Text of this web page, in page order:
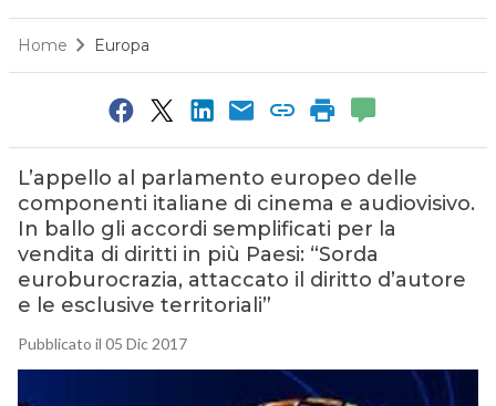
Home Europa
L’appello al parlamento europeo delle
componenti italiane di cinema e audiovisivo.
In ballo gli accordi semplificati per la
vendita di diritti in più Paesi: “Sorda
euroburocrazia, attaccato il diritto d’autore
e le esclusive territoriali”
Pubblicato il 05 Dic 2017